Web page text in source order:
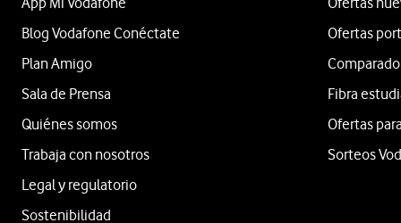
Blog Vodafone Conéctate
Plan Amigo
Sala de Prensa
Quiénes somos
Trabaja con nosotros
Legal y regulatorio
Sostenibilidad
Ofertas
Fibra
Ofertas
Sorteos